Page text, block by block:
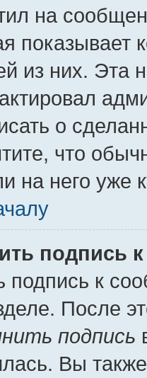
на
показывает
из них. Эта
о
что
на него уже
подпись
подпись к
После
подпись
Вы